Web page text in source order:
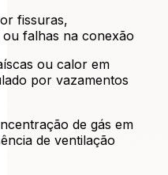
fissuras,
falhas na conexão
ou calor em
por vazamentos
de gás em
de ventilação